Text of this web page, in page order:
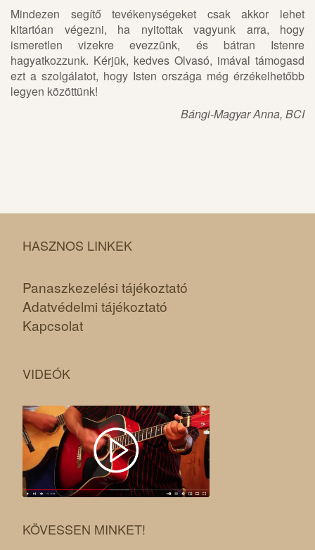
Mindezen segítő tevékenységeket csak akkor lehet
kitartóan végezni, ha nyitottak vagyunk arra, hogy
ismeretlen vizekre evezzünk, és bátran Istenre
hagyatkozzunk. Kérjük, kedves Olvasó, imával támogasd
ezt a szolgálatot, hogy Isten országa még érzékelhetőbb
legyen közöttünk!
Bángi-Magyar Anna, BCI
HASZNOS LINKEK
Panaszkezelési tájékoztató
Adatvédelmi tájékoztató
Kapcsolat
VIDEÓK
KÖVESSEN MINKET!